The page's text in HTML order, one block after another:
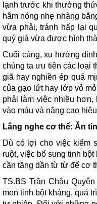
lạnh trước khi thưởng
hâm nóng nhẹ nhàng
vừa phải, tránh hấp lại
quý giá vừa được hình
Cuối cùng, xu hướng
chúng ta ưu tiên các loại
giã hay nghiền ép quá
của gạo lứt hay lớp vỏ
phải làm việc nhiều
vào máu và nâng cao
Lắng nghe cơ thể: Ăn
Dù có lợi cho việc kiểm
ruột, việc bổ sung tinh
cần tăng dần từ từ để cơ
TS.BS Trần Châu
men tinh bột kháng, quá